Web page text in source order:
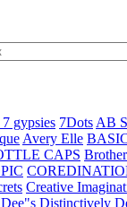
7 gypsies 7Dots AB
Avery Elle
CAPS Brother
Creative
Dee"s Distinctively